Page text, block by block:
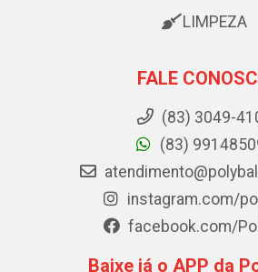
LIMPEZA
FALE
(83) 3049-
(83)
instagram.com/
facebook.com/
Baixe já o APP da